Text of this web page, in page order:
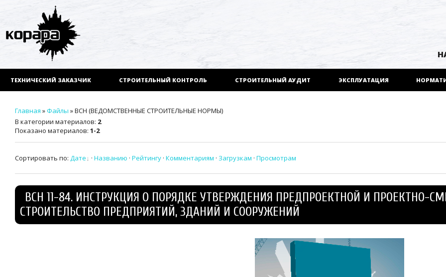
ТЕХНИЧЕСКИЙ ЗАКАЗЧИК СТРОИТЕЛЬНЫЙ КОНТРОЛЬ СТРОИТЕЛЬНЫЙ АУДИТ ЭКСПЛУАТАЦИЯ
Главная »Файлы » ВСН (ВЕДОМСТВЕННЫЕ СТРОИТЕЛЬНЫЕ НОРМЫ)
В категории материалов: 2
Показано материалов: 1-2
Сортировать по: Дате · Названию · Рейтингу · Комментариям · Загрузкам · Просмотрам
ВСН 11-84. ИНСТРУКЦИЯ О ПОРЯДКЕ УТВЕРЖДЕНИЯ ПРЕДПРОЕКТНОЙ И ПРОЕКТНО-
СТРОИТЕЛЬСТВО ПРЕДПРИЯТИЙ, ЗДАНИЙ И СООРУЖЕНИЙ